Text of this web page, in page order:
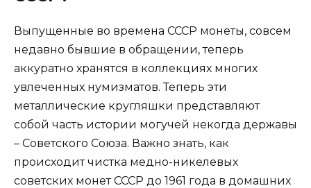
Выпущенные во времена СССР монеты, совсем
недавно бывшие в обращении, теперь
аккуратно хранятся в коллекциях многих
увлеченных нумизматов. Теперь эти
металлические кругляшки представляют
собой часть истории могучей некогда державы
– Советского Союза. Важно знать, как
происходит чистка медно-никелевых
советских монет СССР до 1961 года в домашних